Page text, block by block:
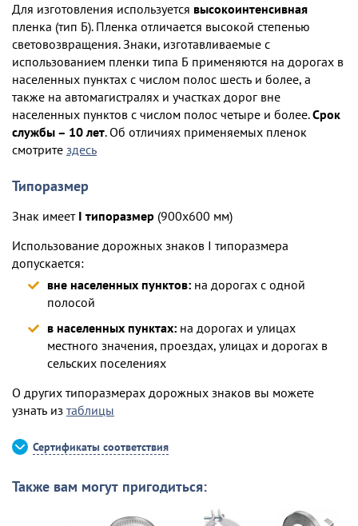
Для изготовления используется высокоинтенсивная
пленка (тип Б). Пленка отличается высокой степенью
световозвращения. Знаки, изготавливаемые с
использованием пленки типа Б применяются на дорогах в
населенных пунктах с числом полос шесть и более, а
также на автомагистралях и участках дорог вне
населенных пунктов с числом полос четыре и более.Срок
службы – 10 лет. Об отличиях применяемых пленок
смотрите здесь
Типоразмер
Знак имеет I типоразмер (900х600 мм)
Использование дорожных знаков I типоразмера
допускается:
вне населенных пунктов: на дорогах с одной
полосой
в населенных пунктах: на дорогах и улицах
местного значения, проездах, улицах и дорогах в
сельских поселениях
О других типоразмерах дорожных знаков вы можете
узнать из таблицы
Сертификаты соответствия
Также вам могут пригодиться: